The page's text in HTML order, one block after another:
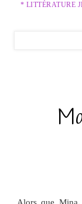
* LITTÉRATURE